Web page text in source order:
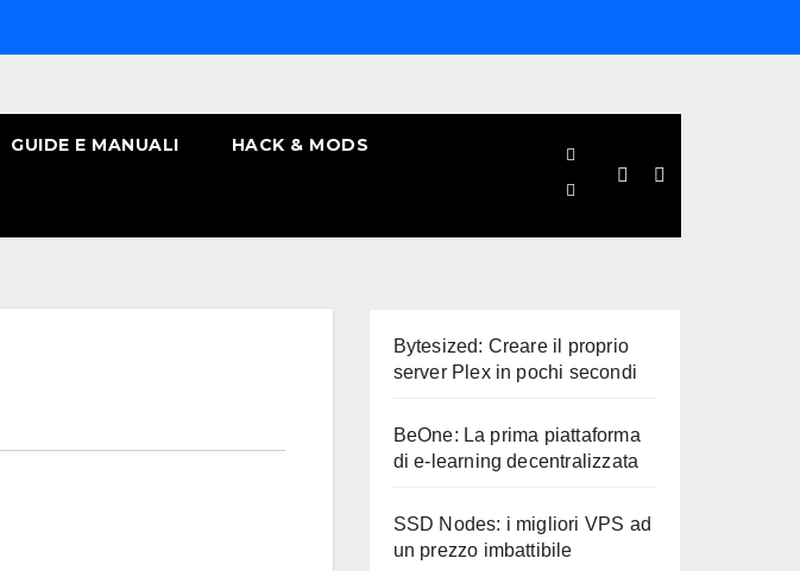
GUIDE E MANUALI HACK & MODS
Bytesized: Creare il proprio
server Plex in pochi secondi
BeOne: La prima piattaforma
di e-learning decentralizzata
SSD Nodes: i migliori VPS ad
un prezzo imbattibile